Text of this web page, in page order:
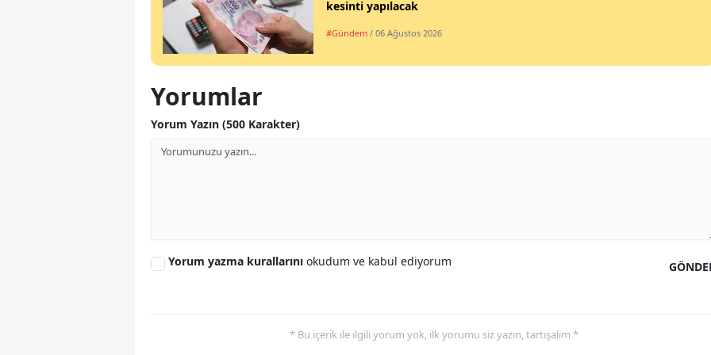
kesinti yapılacak
#Gündem / 06 Ağustos 2026
Yorumlar
Yorum Yazın (500 Karakter)
Yorum yazma kurallarını okudum ve kabul ediyorum
* Bu içerik ile ilgili yorum yok, ilk yorumu siz yazın, tartışalım *